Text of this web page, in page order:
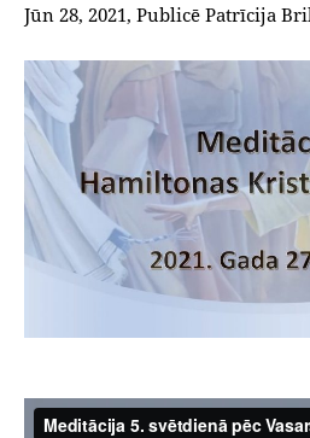
Jūn 28, 2021, Publicē Patrīcija